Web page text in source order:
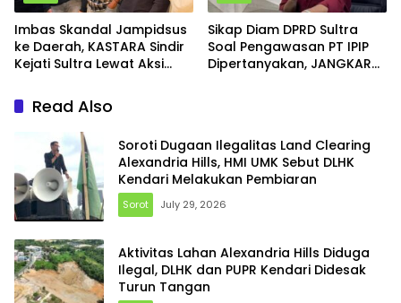
Imbas Skandal Jampidsus
ke Daerah, KASTARA Sindir
Kejati Sultra Lewat Aksi
Sikap Diam DPRD Sultra
Soal Pengawasan PT IPIP
Dipertanyakan, JANGKAR
Read Also
Soroti Dugaan Ilegalitas Land Clearing
Alexandria Hills, HMI UMK Sebut DLHK
Kendari Melakukan Pembiaran
Sorot July 29, 2026
Aktivitas Lahan Alexandria Hills Diduga
Ilegal, DLHK dan PUPR Kendari Didesak
Turun Tangan